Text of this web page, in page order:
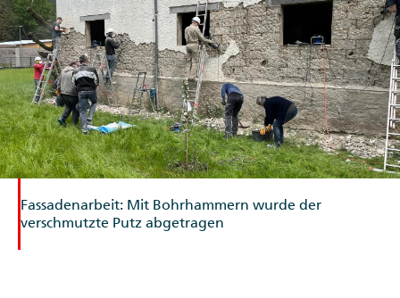
Fassadenarbeit: Mit Bohrhammern wurde der
verschmutzte Putz abgetragen